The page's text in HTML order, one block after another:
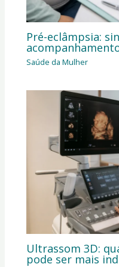
Pré-eclâmpsia:
Saúde da Mulher
Ultrassom 3D:
pode ser mais